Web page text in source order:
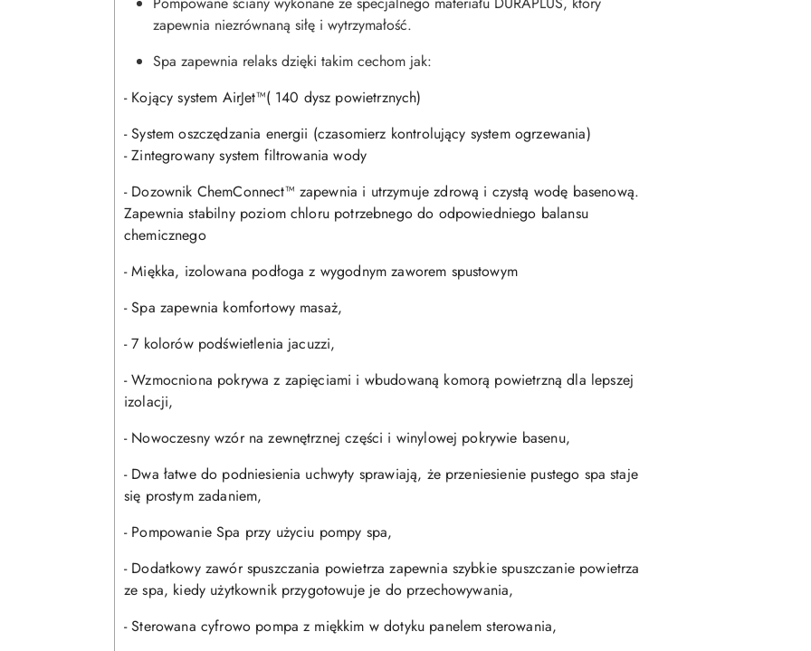
zapewnia niezrównaną siłę i wytrzymałość.
Spa zapewnia relaks dzięki takim cechom jak:
- Kojący system AirJet™( 140 dysz powietrznych)
- System oszczędzania energii (czasomierz kontrolujący system ogrzewania)
- Zintegrowany system filtrowania wody
- Dozownik ChemConnect™ zapewnia i utrzymuje zdrową i czystą wodę basenową.
Zapewnia stabilny poziom chloru potrzebnego do odpowiedniego balansu
chemicznego
- Miękka, izolowana podłoga z wygodnym zaworem spustowym
- Spa zapewnia komfortowy masaż,
- 7 kolorów podświetlenia jacuzzi,
- Wzmocniona pokrywa z zapięciami i wbudowaną komorą powietrzną dla lepszej
izolacji,
- Nowoczesny wzór na zewnętrznej części i winylowej pokrywie basenu,
- Dwa łatwe do podniesienia uchwyty sprawiają, że przeniesienie pustego spa staje
się prostym zadaniem,
- Pompowanie Spa przy użyciu pompy spa,
- Dodatkowy zawór spuszczania powietrza zapewnia szybkie spuszczanie powietrza
ze spa, kiedy użytkownik przygotowuje je do przechowywania,
- Sterowana cyfrowo pompa z miękkim w dotyku panelem sterowania,